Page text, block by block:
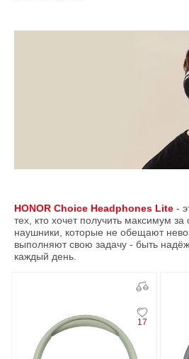
HONOR Choice Headphones Lite -
тех, кто хочет получить максимум за
наушники, которые не обещают
выполняют свою задачу - быть
каждый день.
17